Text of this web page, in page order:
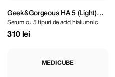
Geek&Gorgeous HA 5 (Light)
Hyaluronic Acid Serum 30 ml
Serum cu 5 tipuri de acid hialuronic
310 lei
MEDICUBE